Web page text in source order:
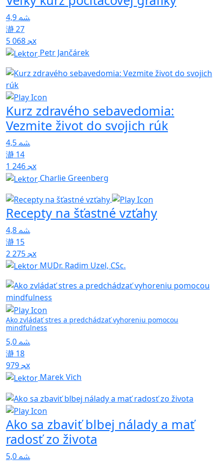
4,9
27
5 068x
Petr Jančárek
Kurz zdravého sebavedomia:
Vezmite život do svojich rúk
4,5
14
1 246x
Charlie Greenberg
Recepty na šťastné vzťahy
4,8
15
2 275x
MUDr. Radim Uzel, CSc.
Ako zvládať stres a predchádzať vyhoreniu pomocou
mindfulness
5,0
18
979x
Marek Vich
Ako sa zbaviť blbej nálady a mať
radosť zo života
5,0